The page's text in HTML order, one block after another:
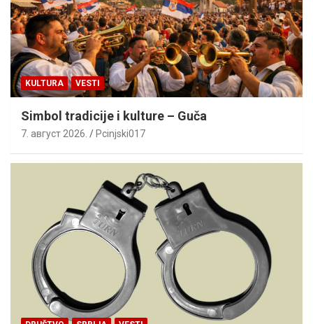
KULTURA VESTI
Simbol tradicije i kulture – Guča
7. август 2026. Pcinjski017